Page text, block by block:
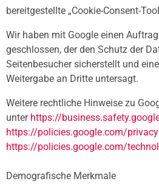
bereitgestellte „Cookie-Consent-
Wir haben mit Google einen
geschlossen, der den Schutz der
Seitenbesucher sicherstellt und
Weitergabe an Dritte untersagt.
Weitere rechtliche Hinweise zu
unter https://
https://policies.google.com/privacy
https://policies.google.com/
Demografische Merkmale